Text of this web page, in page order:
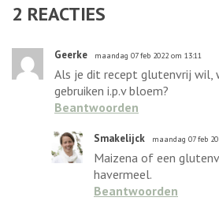
2 REACTIES
Geerke maandag 07 feb 2022 om 13:11
Als je dit recept glutenvrij wil,
gebruiken i.p.v bloem?
Beantwoorden
Smakelijck maandag 07 feb
Maizena of een
havermeel.
Beantwoorden